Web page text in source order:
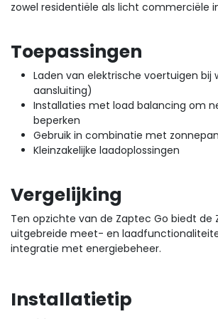
zowel residentiële als licht commerciële
Toepassingen
Laden van elektrische voertuigen bij
aansluiting)
Installaties met load balancing om
beperken
Gebruik in combinatie met
Kleinzakelijke laadoplossingen
Vergelijking
Ten opzichte van de Zaptec Go biedt de
uitgebreide meet- en
integratie met energiebeheer.
Installatietip